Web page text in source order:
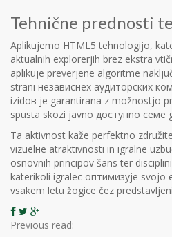
Tehnične prednosti
Aplikujemo HTML5 tehnologijo,
aktualnih explorerjih brez ekstra
aplikuje preverjene algoritme
strani независнех аудиторских
izidов je garantirana z možnostjo
spusta skozi javno доступno семе
Ta aktivnost kaže perfektno
vizuelне atraktivnosti in igralne
osnovnih principov šans ter
katerikoli igralec оптимизује svojo
vsakem letu žogice čez
Previous read: